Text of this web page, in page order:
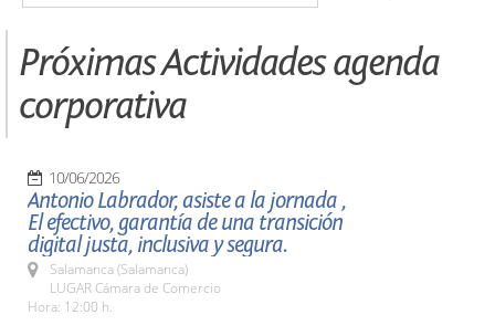
Próximas Actividades agenda
corporativa
10/06/2026
Antonio Labrador, asiste a la jornada ,
El efectivo, garantía de una transición
digital justa, inclusiva y segura.
Salamanca (Salamanca)
LUGAR Cámara de Comercio
Hora: 12:00 h.